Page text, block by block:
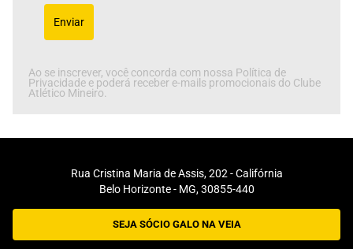
Enviar
Ao se inscrever, você concorda com nossa Política de
Privacidade e poderá receber e-mails promocionais do Clube
Atlético Mineiro.
Rua Cristina Maria de Assis, 202 - Califórnia
Belo Horizonte - MG, 30855-440
SEJA SÓCIO GALO NA VEIA